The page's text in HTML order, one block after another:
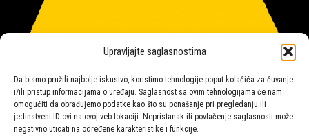
Upravljajte saglasnostima
Da bismo pružili najbolje iskustvo, koristimo tehnologije poput kolačića za čuvanje
i/ili pristup informacijama o uređaju. Saglasnost sa ovim tehnologijama će nam
omogućiti da obrađujemo podatke kao što su ponašanje pri pregledanju ili
jedinstveni ID-ovi na ovoj veb lokaciji. Nepristanak ili povlačenje saglasnosti može
negativno uticati na određene karakteristike i funkcije.